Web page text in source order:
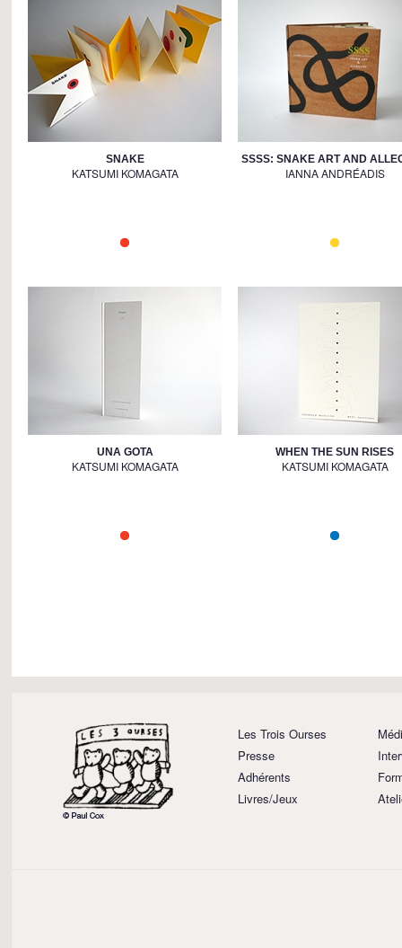
SNAKE
KATSUMI KOMAGATA
SSSS: SNAKE ART AND
IANNA ANDRÉADIS
UNA GOTA
KATSUMI KOMAGATA
WHEN THE SUN RISES
KATSUMI KOMAGATA
Les Trois Ourses
Presse
Adhérents
Livres/Jeux